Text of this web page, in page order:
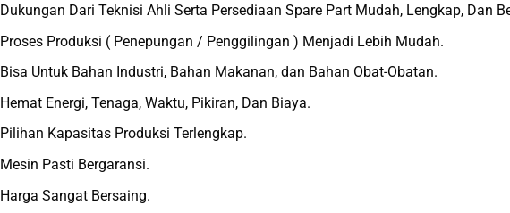
Dukungan Dari Teknisi Ahli Serta Persediaan Spare Part Mudah, Lengkap, Dan
Proses Produksi ( Penepungan / Penggilingan ) Menjadi Lebih Mudah.
Bisa Untuk Bahan Industri, Bahan Makanan, dan Bahan Obat-Obatan.
Hemat Energi, Tenaga, Waktu, Pikiran, Dan Biaya.
Pilihan Kapasitas Produksi Terlengkap.
Mesin Pasti Bergaransi.
Harga Sangat Bersaing.